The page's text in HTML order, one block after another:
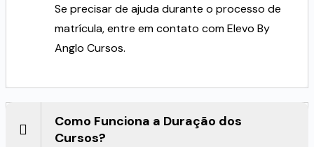
Se precisar de ajuda durante o processo de
matrícula, entre emcontato comElevo By
Anglo Cursos.
Como Funciona a Duração dos
Cursos?